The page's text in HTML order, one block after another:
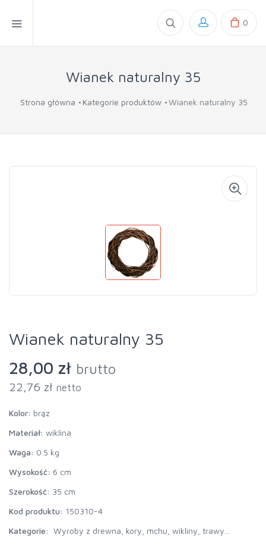
0
Wianek naturalny 35
Strona główna Kategorie produktów Wianek naturalny 35
Wianek naturalny 35
28,00 zł brutto
22,76 zł netto
Kolor: brąz
Materiał: wiklina
Waga: 0.5 kg
Wysokość: 6 cm
Szerokość: 35 cm
Kod produktu: 150310-4
Kategorie: Wyroby z drewna, kory, mchu, wikliny, trawy...